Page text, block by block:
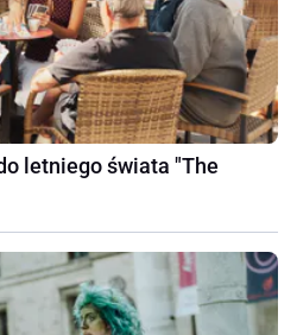
letniego świata "The